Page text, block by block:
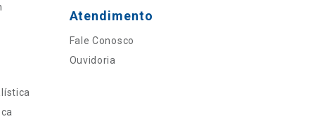
Atendimento
Fale Conosco
Ouvidoria